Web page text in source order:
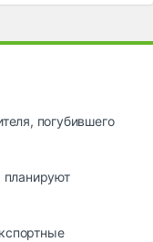
погубившего
планируют